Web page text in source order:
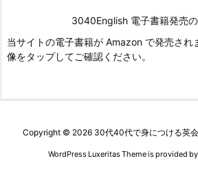
3040English 電子書籍発売
当サイトの電子書籍が Amazon で発売され
像をタップしてご確認ください。
Copyright © 2026 30代40代で身につける英
WordPress Luxeritas Theme is provided